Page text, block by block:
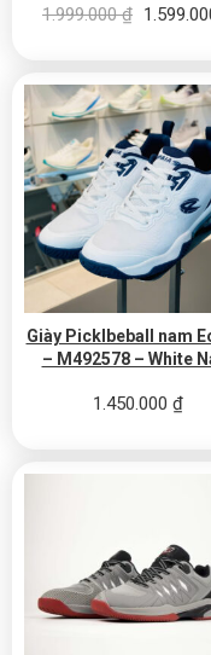
1.999.000₫ Giá gốc
Giày Picklbeball nam
– M492578 – White
1.450.000 ₫